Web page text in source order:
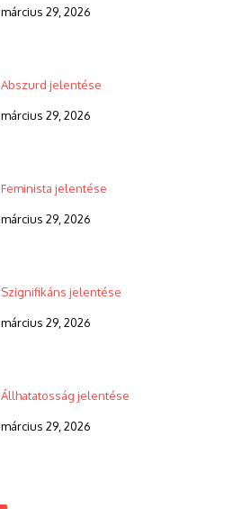
március 29, 2026
Abszurd jelentése
március 29, 2026
Feminista jelentése
március 29, 2026
Szignifikáns jelentése
március 29, 2026
Állhatatosság jelentése
március 29, 2026